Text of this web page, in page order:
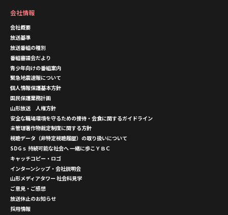
会社情報
会社概要
放送基準
放送番組の種別
番組審議会だより
青少年向けの番組案内
緊急地震速報について
個人情報保護基本方針
国民保護業務計画
山形放送 人権方針
安全な職場環境を守るための接待・会食に関するガイドライン
未管理著作物裁定制度に関する方針
視聴データ（非特定視聴履歴）の取り扱いについて
SDGｓ 持続可能な社会へ 一緒に歩こＹＢＣ
キャッチコピー・ロゴ
インターンシップ・会社説明会
山形メディアタワー 社会科見学
ご意見・ご感想
放送休止のお知らせ
採用情報